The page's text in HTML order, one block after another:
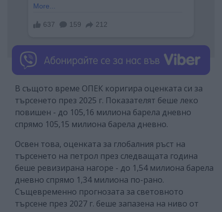
В същото време ОПЕК коригира оценката си за
търсенето през 2025 г. Показателят беше леко
повишен - до 105,16 милиона барела дневно
спрямо 105,15 милиона барела дневно.
Освен това, оценката за глобалния ръст на
търсенето на петрол през следващата година
беше ревизирана нагоре - до 1,54 милиона барела
дневно спрямо 1,34 милиона по-рано.
Същевременно прогнозата за световното
търсене през 2027 г. беше запазена на ниво от